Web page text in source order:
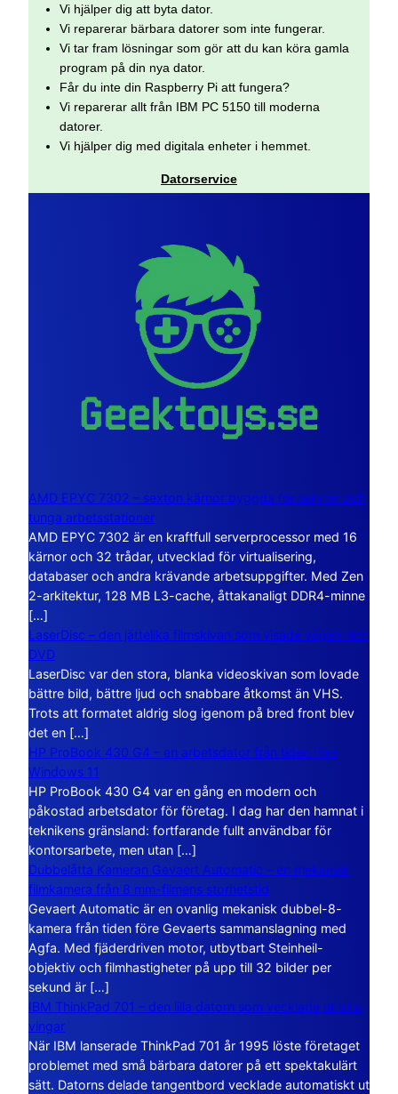
Vi hjälper dig att byta dator.
Vi reparerar bärbara datorer som inte fungerar.
Vi tar fram lösningar som gör att du kan köra gamla
program på din nya dator.
Får du inte din Raspberry Pi att fungera?
Vi reparerar allt från IBM PC 5150 till moderna
datorer.
Vi hjälper dig med digitala enheter i hemmet.
Datorservice
AMD EPYC 7302 – sexton kärnor byggda för servrar och
tunga arbetsstationer
AMD EPYC 7302 är en kraftfull serverprocessor med 16
kärnor och 32 trådar, utvecklad för virtualisering,
databaser och andra krävande arbetsuppgifter. Med Zen
2-arkitektur, 128 MB L3-cache, åttakanaligt DDR4-minne
[…]
LaserDisc – den jättelika filmskivan som visade vägen mot
DVD
LaserDisc var den stora, blanka videoskivan som lovade
bättre bild, bättre ljud och snabbare åtkomst än VHS.
Trots att formatet aldrig slog igenom på bred front blev
det en […]
HP ProBook 430 G4 – en arbetsdator från tiden före
Windows 11
HP ProBook 430 G4 var en gång en modern och
påkostad arbetsdator för företag. I dag har den hamnat i
teknikens gränsland: fortfarande fullt användbar för
kontorsarbete, men utan […]
Dubbelåtta Kameran Gevaert Automatic – en mekanisk
filmkamera från 8 mm-filmens storhetstid
Gevaert Automatic är en ovanlig mekanisk dubbel-8-
kamera från tiden före Gevaerts sammanslagning med
Agfa. Med fjäderdriven motor, utbytbart Steinheil-
objektiv och filmhastigheter på upp till 32 bilder per
sekund är […]
IBM ThinkPad 701 – den lilla datorn som vecklade ut sina
vingar
När IBM lanserade ThinkPad 701 år 1995 löste företaget
problemet med små bärbara datorer på ett spektakulärt
sätt. Datorns delade tangentbord vecklade automatiskt ut